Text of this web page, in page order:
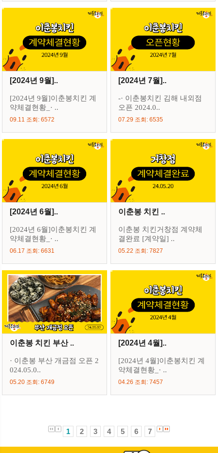
[2024년 9월]..
[2024년 9월]이춘봉치킨 계
약체결현황_· ..
09.11 조회: 6572
[2024년 7월]..
-· 이춘봉치킨 김해 내외점
오픈 2024.0..
07.29 조회: 6535
[2024년 6월]..
[2024년 6월]이춘봉치킨 계
약체결현황_· ..
06.17 조회: 6631
이춘봉 치킨 ..
이춘봉 치킨거창점 계약체
결완료 [계약일] ..
05.22 조회: 7827
이춘봉 치킨 부산 ..
· 이춘봉 부산 개금점 오픈 2
024.05.0..
05.20 조회: 6749
[2024년 4월]..
[2024년 4월]이춘봉치킨 계
약체결현황_· ..
04.26 조회: 7457
1 2 3 4 5 6 7